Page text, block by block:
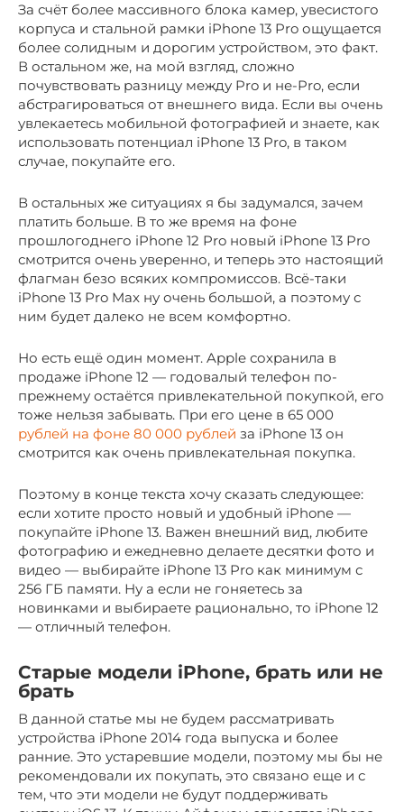
За счёт более массивного блока камер, увесистого
корпуса и стальной рамки iPhone 13 Pro ощущается
более солидным и дорогим устройством, это факт.
В остальном же, на мой взгляд, сложно
почувствовать разницу между Pro и не-Pro, если
абстрагироваться от внешнего вида. Если вы очень
увлекаетесь мобильной фотографией и знаете, как
использовать потенциал iPhone 13 Pro, в таком
случае, покупайте его.
В остальных же ситуациях я бы задумался, зачем
платить больше. В то же время на фоне
прошлогоднего iPhone 12 Pro новый iPhone 13 Pro
смотрится очень уверенно, и теперь это настоящий
флагман безо всяких компромиссов. Всё-таки
iPhone 13 Pro Max ну очень большой, а поэтому с
ним будет далеко не всем комфортно.
Но есть ещё один момент. Apple сохранила в
продаже iPhone 12 — годовалый телефон по-
прежнему остаётся привлекательной покупкой, его
тоже нельзя забывать. При его цене в 65 000
рублей на фоне 80 000 рублей за iPhone 13 он
смотрится как очень привлекательная покупка.
Поэтому в конце текста хочу сказать следующее:
если хотите просто новый и удобный iPhone —
покупайте iPhone 13. Важен внешний вид, любите
фотографию и ежедневно делаете десятки фото и
видео — выбирайте iPhone 13 Pro как минимум с
256 ГБ памяти. Ну а если не гоняетесь за
новинками и выбираете рационально, то iPhone 12
— отличный телефон.
Старые модели iPhone, брать или не
брать
В данной статье мы не будем рассматривать
устройства iPhone 2014 года выпуска и более
ранние. Это устаревшие модели, поэтому мы бы не
рекомендовали их покупать, это связано еще и с
тем, что эти модели не будут поддерживать